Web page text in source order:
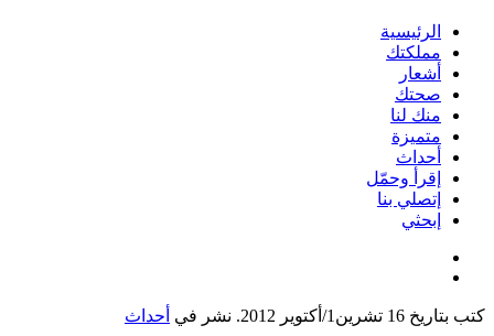
الرئيسية
مملكتك
أشعار
صحتك
منك لنا
متميزة
أحداث
إقرأ وحمّل
إتصلي بنا
إبحثي
16 تشرين1/أكتوير 2012 . نشر في أحداث